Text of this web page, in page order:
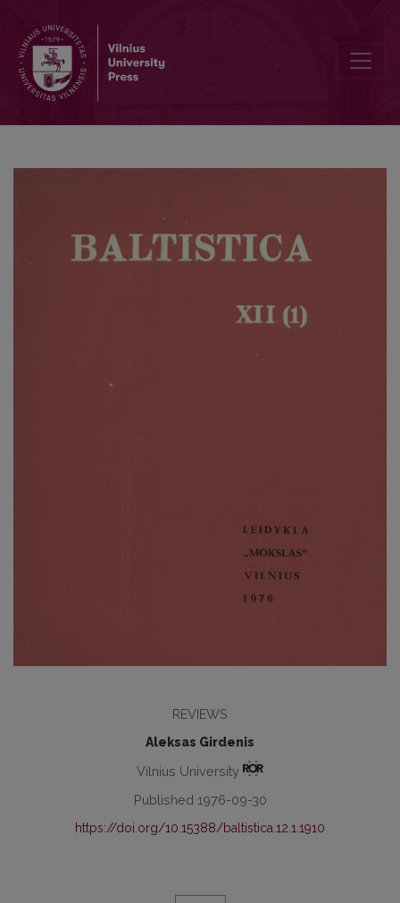
REVIEWS
Aleksas Girdenis
Vilnius University
Published 1976-09-30
https://doi.org/10.15388/baltistica.12.1.1910